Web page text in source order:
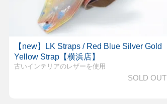
【new】LK Straps / Red Blue Silver Gold
Yellow Strap【横浜店】
古いインテリアのレザーを使用
SOLD OUT